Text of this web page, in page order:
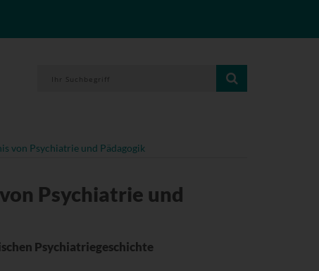
von Psychiatrie und Pädagogik
Psychiatrie und
Psychiatriegeschichte